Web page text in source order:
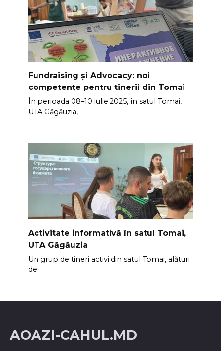
Fundraising și Advocacy: noi
competențe pentru tinerii din Tomai
În perioada 08–10 iulie 2025, în satul Tomai,
UTA Găgăuzia,
Activitate informativă în satul Tomai,
UTA Găgăuzia
Un grup de tineri activi din satul Tomai, alături
de
AOAZI-CAHUL.MD